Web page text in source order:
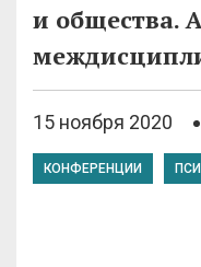
и общества.
15 ноября 2020
КОНФЕРЕНЦИИ